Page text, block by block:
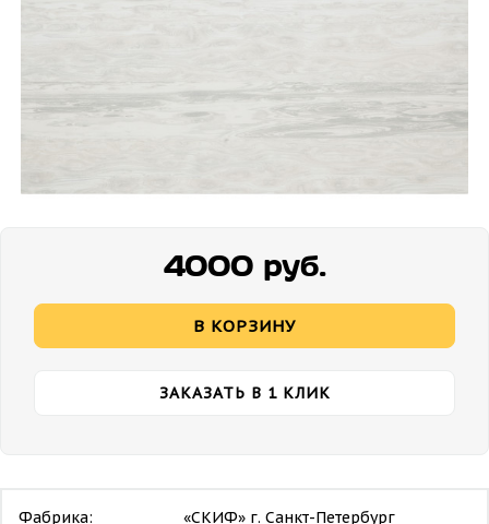
4000 руб.
В КОРЗИНУ
ЗАКАЗАТЬ В 1 КЛИК
Фабрика: «СКИФ» г. Санкт-Петербург